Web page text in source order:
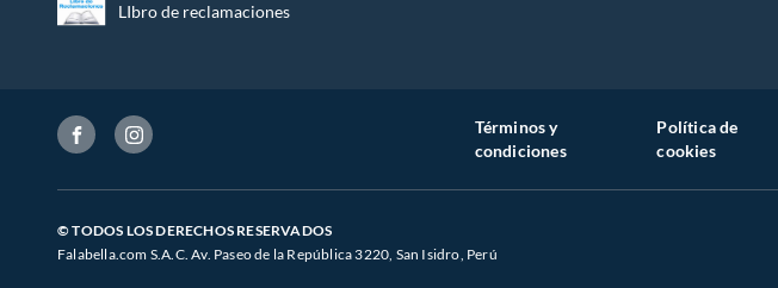
LIbro de reclamaciones
Términos y
condiciones
Política de
cookies
© TODOS LOS DERECHOS RESERVADOS
Falabella.com S.A.C. Av. Paseo de la República 3220, San Isidro, Perú